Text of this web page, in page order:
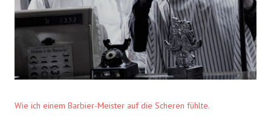
Wie ich einem Barbier-Meister auf die Scheren fühlte.